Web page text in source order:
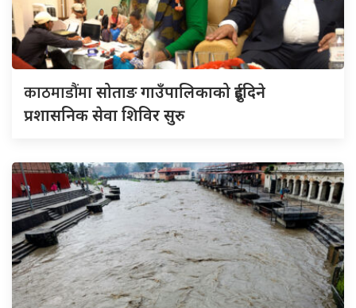
काठमाडौंमासोताङ गाउँपालिकाको दुईदिने
प्रशासनिक सेवा शिविर सुरु